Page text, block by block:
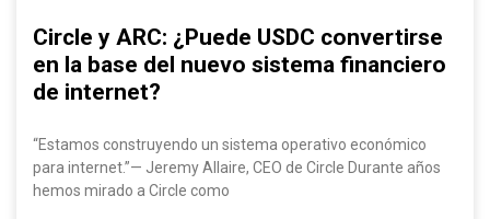
Circle y ARC: ¿Puede USDC convertirse
en la base del nuevo sistema financiero
de internet?
“Estamos construyendo un sistema operativo económico
para internet.”— Jeremy Allaire, CEO de Circle Durante años
hemos mirado a Circle como